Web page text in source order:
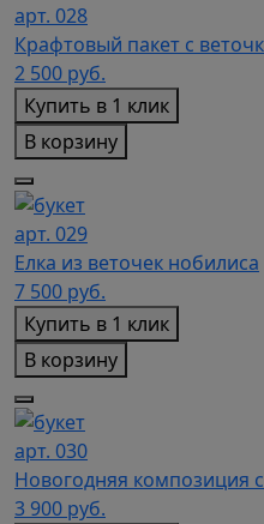
арт. 028
Крафтовый пакет с
2 500 руб.
Купить в 1 клик
В корзину
арт. 029
Елка из веточек нобилиса
7 500 руб.
Купить в 1 клик
В корзину
арт. 030
Новогодняя композиция
3 900 руб.